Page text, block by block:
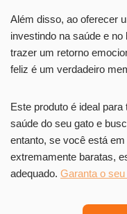
Além disso, ao oferecer
investindo na saúde e
trazer um retorno
feliz é um verdadeiro
Este produto é ideal
saúde do seu gato e
entanto, se você está
extremamente baratas,
adequado. Garanta o